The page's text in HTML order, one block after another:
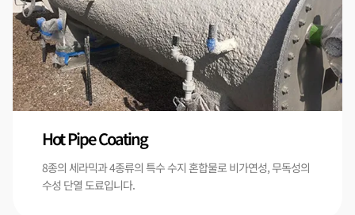
Hot Pipe Coating
8종의 세라믹과 4종류의 특수 수지 혼합물로 비가연성, 무독성의
수성 단열 도료입니다.